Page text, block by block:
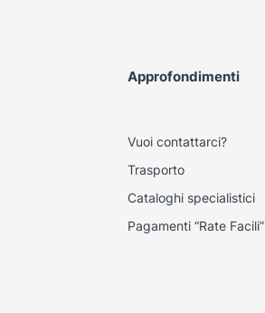
Approfondimenti
Vuoi contattarci?
Trasporto
Cataloghi specialistici
Pagamenti “Rate Facili”